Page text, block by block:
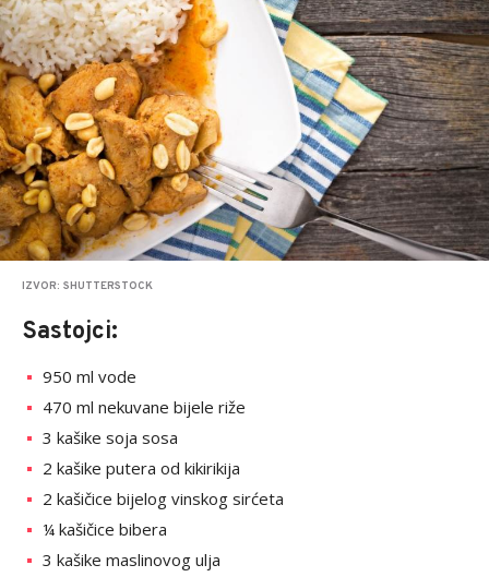
IZVOR: SHUTTERSTOCK
Sastojci:
950 ml vode
470 ml nekuvane bijele riže
3 kašike soja sosa
2 kašike putera od kikirikija
2 kašičice bijelog vinskog sirćeta
¼ kašičice bibera
3 kašike maslinovog ulja